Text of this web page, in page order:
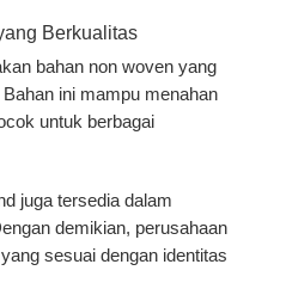
Berkualitas
bahan non woven yang
ini mampu menahan
untuk berbagai
juga tersedia dalam
demikian, perusahaan
sesuai dengan identitas